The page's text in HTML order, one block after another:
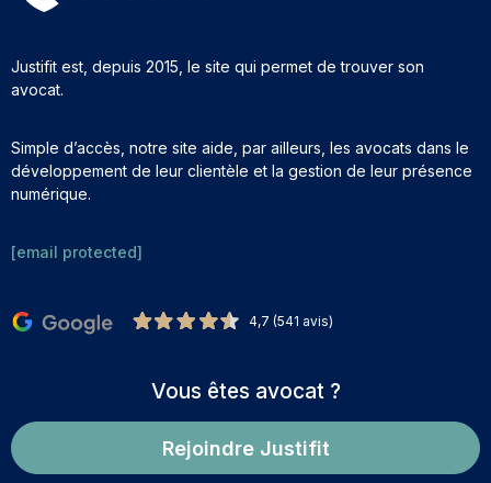
Justifit est, depuis 2015, le site qui permet de trouver son
avocat.
Simple d’accès, notre site aide, par ailleurs, les avocats dans le
développement de leur clientèle et la gestion de leur présence
numérique.
[email protected]
4,7 (541 avis)
Vous êtes avocat ?
Rejoindre Justifit